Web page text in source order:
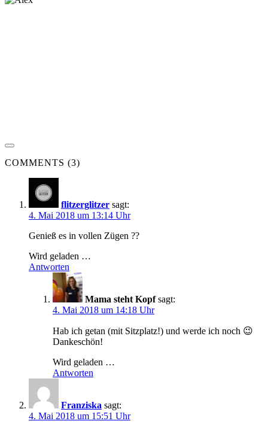
COMMENTS (3)
flitzerglitzer sagt:
4. Mai 2018 um 13:14 Uhr
Genieß es in vollen Zügen ??
Wird geladen …
Antworten
Mama steht Kopf sagt:
4. Mai 2018 um 14:18 Uhr
Hab ich getan (mit Sitzplatz!) und werde ich noch 😉
Dankeschön!
Wird geladen …
Antworten
Franziska sagt:
4. Mai 2018 um 15:51 Uhr